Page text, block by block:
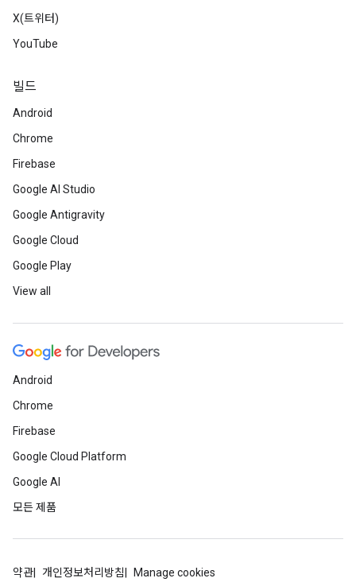
X(트위터)
YouTube
빌드
Android
Chrome
Firebase
Google AI Studio
Google Antigravity
Google Cloud
Google Play
View all
Android
Chrome
Firebase
Google Cloud Platform
Google AI
모든 제품
약관 개인정보처리방침 Manage cookies